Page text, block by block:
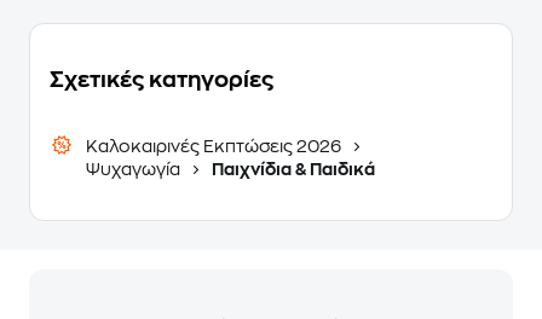
Σχετικές κατηγορίες
Καλοκαιρινές Εκπτώσεις 2026
Ψυχαγωγία
Παιχνίδια & Παιδικά